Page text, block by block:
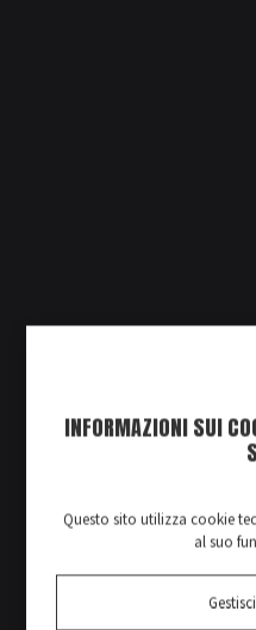
INFORMAZIONI SUI
Questo sito utilizza cookie
al suo